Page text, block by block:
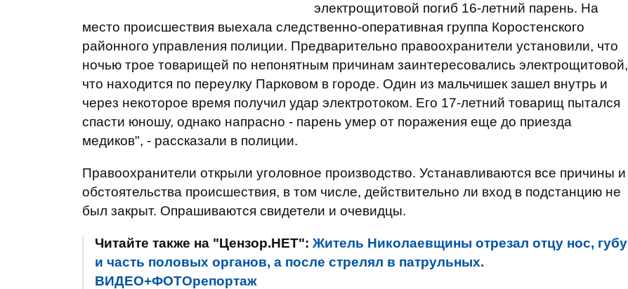
электрощитовой погиб 16-летний парень. На
место происшествия выехала следственно-оперативная группа Коростенского
районного управления полиции. Предварительно правоохранители установили, что
ночью трое товарищей по непонятным причинам заинтересовались электрощитовой,
что находится по переулку Парковом в городе. Один из мальчишек зашел внутрь и
через некоторое время получил удар электротоком. Его 17-летний товарищ пытался
спасти юношу, однако напрасно - парень умер от поражения еще до приезда
медиков", - рассказали в полиции.
Правоохранители открыли уголовное производство. Устанавливаются все причины и
обстоятельства происшествия, в том числе, действительно ли вход в подстанцию не
был закрыт. Опрашиваются свидетели и очевидцы.
Читайте также на "Цензор.НЕТ": Житель Николаевщины отрезал отцу нос, губу
и часть половых органов, а после стрелял в патрульных.
ВИДЕО+ФОТОрепортаж